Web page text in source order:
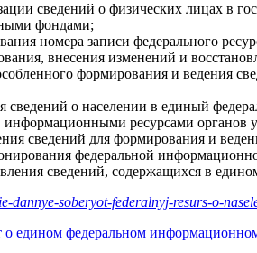
сведений о физических лицах в
фондами;
номера записи федерального
внесения изменений и
формирования и ведения
сведений о населении в единый
ресурсами органов
сведений для формирования и
федеральной
сведений, содержащихся в
dannye-soberyot-federalnyj-resurs-o-
о едином федеральном